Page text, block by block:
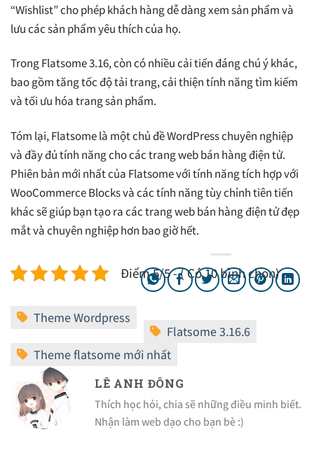
“Wishlist” cho phép khách hàng dễ dàng xem sản phẩm và
lưu các sản phẩm yêu thích của họ.
Trong Flatsome 3.16, còn có nhiều cải tiến đáng chú ý khác,
bao gồm tăng tốc độ tải trang, cải thiện tính năng tìm kiếm
và tối ưu hóa trang sản phẩm.
Tóm lại, Flatsome là một chủ đề WordPress chuyên nghiệp
và đầy đủ tính năng cho các trang web bán hàng điện tử.
Phiên bản mới nhất của Flatsome với tính năng tích hợp với
WooCommerce Blocks và các tính năng tùy chỉnh tiên tiến
khác sẽ giúp bạn tạo ra các trang web bán hàng điện tử đẹp
mắt và chuyên nghiệp hơn bao giờ hết.
Điểm 5/5 - ( Có 10 bình chọn)
LÊ ANH ĐÔNG
Thích học hỏi, chia sẽ những điều minh biết.
Nhận làm web dạo cho bạn bè :)